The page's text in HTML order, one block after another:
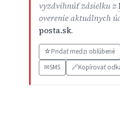
vyzdvihnúť zásielku z
overenie aktuálnych
posta.sk.
☆Pridať medzi obľúbené
✉SMS 🔗Kopírovať